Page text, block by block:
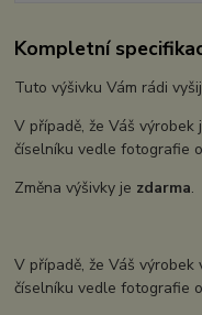
Kompletní
Tuto výšivku Vám rádi
V případě, že Váš výrobek
číselníku vedle fotografie
Změna výšivky je zdarma.
V případě, že Váš výrobek
číselníku vedle fotografie